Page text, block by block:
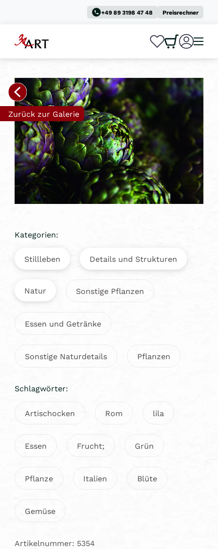
+49 89 3198 47 48 Preisrechner
0
Zurück zur Galerie
Kategorien:
Stillleben Details und Strukturen
Natur Sonstige Pflanzen
Essen und Getränke
Sonstige Naturdetails Pflanzen
Schlagwörter:
Artischocken Rom lila
Essen Frucht; Grün
Pflanze Italien Blüte
Gemüse
Artikelnummer: 5354